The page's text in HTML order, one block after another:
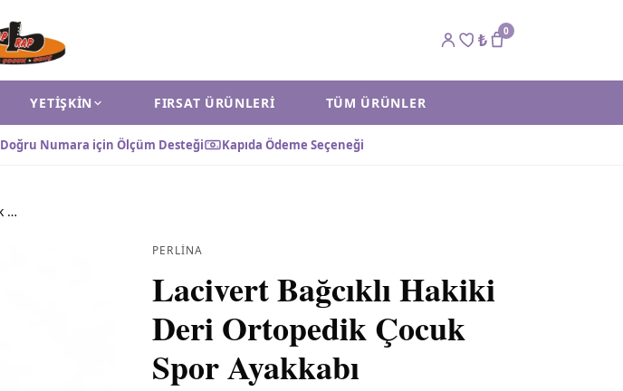
₺ 0
YETIŞKIN FIRSAT ÜRÜNLERI TÜM ÜRÜNLER
Doğru Numara için Ölçüm Desteği Kapıda Ödeme Seçeneği
Lacivert Bağcıklı Hakiki Deri Ortopedik Çocuk Spor Ayakkabı
PERLINA
Lacivert Bağcıklı Hakiki
Deri Ortopedik Çocuk
Spor Ayakkabı